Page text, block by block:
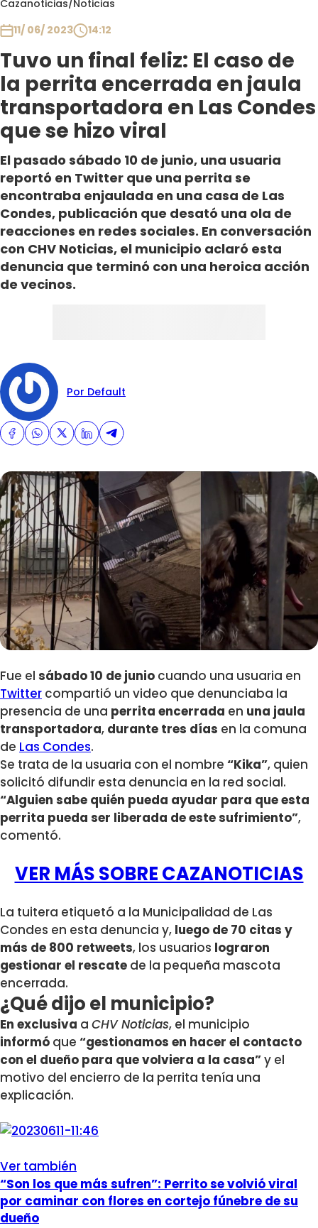
Cazanoticias/Noticias
11/ 06/ 2023
14:12
Tuvo un final feliz: El caso de
la perrita encerrada en jaula
transportadora en Las Condes
que se hizo viral
El pasado sábado 10 de junio, una usuaria
reportó en Twitter que una perrita se
encontraba enjaulada en una casa de Las
Condes, publicación que desató una ola de
reacciones en redes sociales. En conversación
con CHV Noticias, el municipio aclaró esta
denuncia que terminó con una heroica acción
de vecinos.
Por Default
Fue el sábado 10 de junio cuando una usuaria en
Twitter compartió un video que denunciaba la
presencia de una perrita encerrada en una jaula
transportadora, durante tres días en la comuna
de Las Condes.
Se trata de la usuaria con el nombre “Kika”, quien
solicitó difundir esta denuncia en la red social.
“Alguien sabe quién pueda ayudar para que esta
perrita pueda ser liberada de este sufrimiento”,
comentó.
VER MÁS SOBRE CAZANOTICIAS
La tuitera etiquetó a la Municipalidad de Las
Condes en esta denuncia y, luego de 70 citas y
más de 800 retweets, los usuarios lograron
gestionar el rescate de la pequeña mascota
encerrada.
¿Qué dijo el municipio?
En exclusiva a CHV Noticias, el municipio
informó que “gestionamos en hacer el contacto
con el dueño para que volviera a la casa”y el
motivo del encierro de la perrita tenía una
explicación.
Ver también
“Son los que más sufren”: Perrito se volvió viral
por caminar con flores en cortejo fúnebre de su
dueño
Club De La Comedia
Contigo en Directo
Plan Perfecto
El Tiempo
Sabingo
Todos Los Programas